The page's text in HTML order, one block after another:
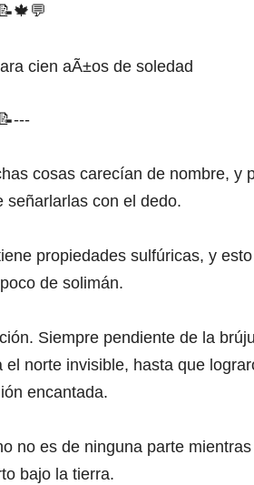
📝🍁 💬
cosas carecían de nombre, y
señarlarlas con el dedo.
propiedades sulfúricas, y
de solimán.
Siempre pendiente de la
norte invisible, hasta que
encantada.
no es de ninguna parte
bajo la tierra.